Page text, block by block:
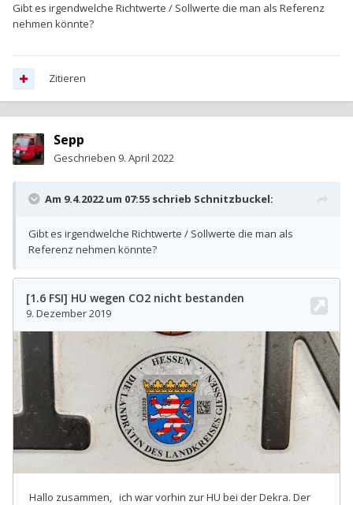
Gibt es irgendwelche Richtwerte / Sollwerte die man als Referenz
nehmen könnte?
Zitieren
Sepp
Geschrieben 9. April 2022
Am 9.4.2022 um 07:55 schrieb Schnitzbuckel:
Gibt es irgendwelche Richtwerte / Sollwerte die man als
Referenz nehmen könnte?